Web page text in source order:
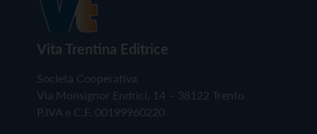
Vita Trentina Editrice
Società Cooperativa
Via Monsignor Endrici, 14 – 38122 Trento
P.IVA e C.F. 00199960220